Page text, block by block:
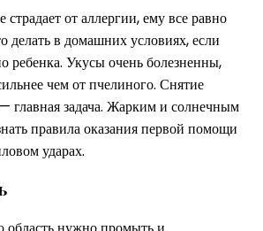
от аллергии, ему все равно
делать в домашних условиях, если
ребенка. Укусы очень болезненны,
чем от пчелиного. Снятие
задача. Жарким и солнечным
правила оказания первой помощи
ударах.